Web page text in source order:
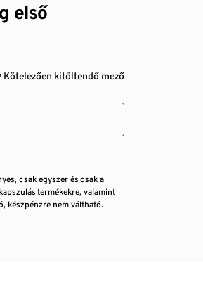
első
Kötelezően kitöltendő mező
csak egyszer és csak a
termékekre, valamint
készpénzre nem váltható.